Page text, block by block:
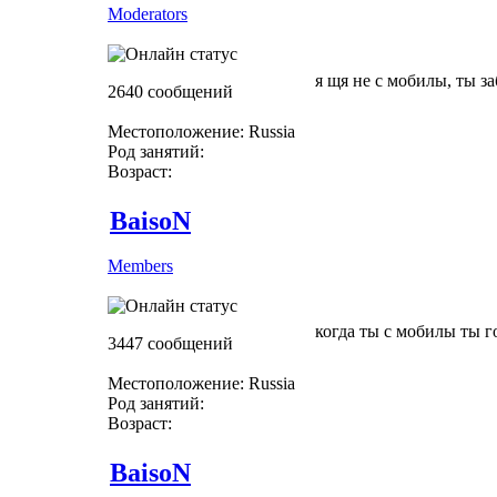
Moderators
2640 сообщений
Местоположение: Russia
Род занятий:
Возраст:
я щя не с мобилы, ты
BaisoN
Members
3447 сообщений
Местоположение: Russia
Род занятий:
Возраст:
когда ты с мобилы ты
BaisoN